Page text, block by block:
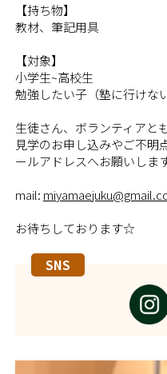
【持ち物】
教材、筆記用具
【対象】
小学生~高校生
勉強したい子（塾に行けな
生徒さん、ボランティアと
見学のお申し込みやご不明
ールアドレスへお願いしま
mail:
お待ちしております☆
SNS